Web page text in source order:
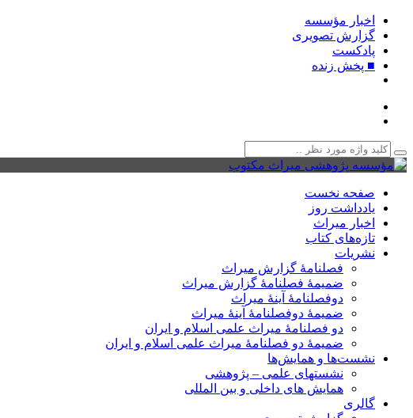
اخبار مؤسسه
گزارش تصویری
پادکست‌
■ پخش زنده
صفحه نخست
یادداشت روز
اخبار میراث
تازه‌های کتاب
نشریات
فصلنامۀ گزارش میراث
ضمیمۀ فصلنامۀ گزارش میراث
دوفصلنامۀ آینۀ میراث
ضمیمۀ دوفصلنامۀ آینۀ میراث
دو فصلنامۀ میراث علمی اسلام و ایران
ضمیمۀ دو فصلنامۀ میراث علمی اسلام و ایران
نشست‌ها و همایش‌ها
نشستهای علمی – پژوهشی
همایش های داخلی و بین المللی
گالری